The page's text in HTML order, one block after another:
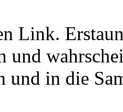
Link.
und
und in die